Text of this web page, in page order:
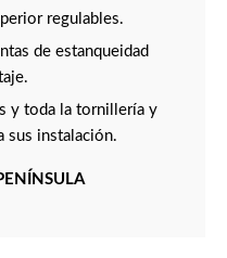
regulables.
de estanqueidad
y toda la tornillería y
sus instalación.